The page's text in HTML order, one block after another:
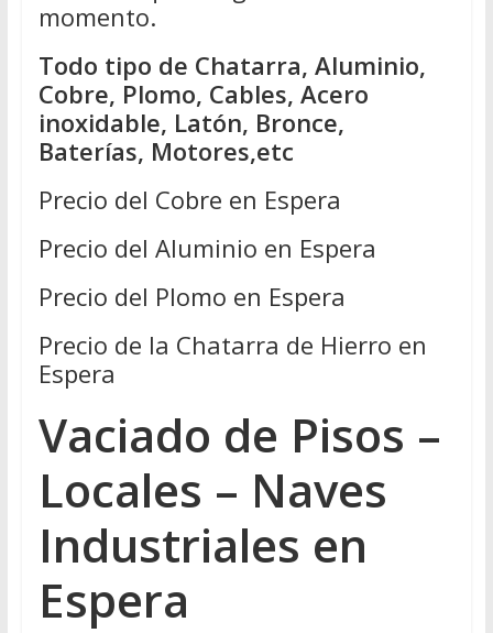
momento.
Todo tipo de Chatarra, Aluminio,
Cobre, Plomo, Cables, Acero
inoxidable, Latón, Bronce,
Baterías, Motores,etc
Precio del Cobre en Espera
Precio del Aluminio en Espera
Precio del Plomo en Espera
Precio de la Chatarra de Hierro en
Espera
Vaciado de Pisos –
Locales – Naves
Industriales en
Espera